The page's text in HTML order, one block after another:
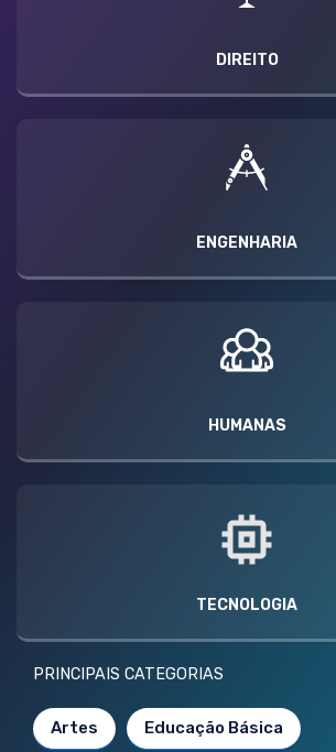
DIREITO
ENGENHARIA
HUMANAS
TECNOLOGIA
PRINCIPAIS CATEGORIAS
Artes Educação Básica